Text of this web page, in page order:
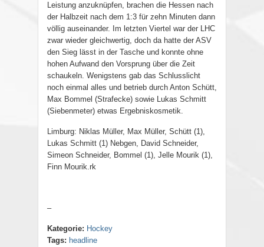
Leistung anzuknüpfen, brachen die Hessen nach
der Halbzeit nach dem 1:3 für zehn Minuten dann
völlig auseinander. Im letzten Viertel war der LHC
zwar wieder gleichwertig, doch da hatte der ASV
den Sieg lässt in der Tasche und konnte ohne
hohen Aufwand den Vorsprung über die Zeit
schaukeln. Wenigstens gab das Schlusslicht
noch einmal alles und betrieb durch Anton Schütt,
Max Bommel (Strafecke) sowie Lukas Schmitt
(Siebenmeter) etwas Ergebniskosmetik.
Limburg: Niklas Müller, Max Müller, Schütt (1),
Lukas Schmitt (1) Nebgen, David Schneider,
Simeon Schneider, Bommel (1), Jelle Mourik (1),
Finn Mourik.rk
–
Kategorie: Hockey
Tags: headline